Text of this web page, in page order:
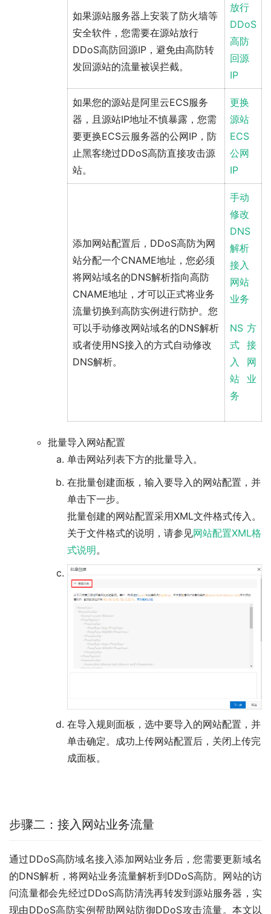
如果源站服务器上安装了防火墙等
安全软件，您需要在源站放行
DDoS高防回源IP，避免由高防转
发回源站的流量被误拦截。
放行
DDoS
高防
回源
IP
如果您的源站是阿里云ECS服务
器，且源站IP地址不慎暴露，您需
要更换ECS云服务器的公网IP，防
止黑客绕过DDoS高防直接攻击源
站。
更换
源站
ECS
公网
IP
添加网站配置后，DDoS高防为网
站分配一个CNAME地址，您必须
将网站域名的DNS解析指向高防
CNAME地址，才可以正式将业务
流量切换到高防实例进行防护。您
可以手动修改网站域名的DNS解析
或者使用NS接入的方式自动修改
DNS解析。
手动
修改
DNS
解析
接入
网站
业务
NS方
式接
入网
站业
务
批量导入网站配置
单击网站列表下方的批量导入 。
在批量创建面板，输入要导入的网站配置，并
单击下一步。
批量创建的网站配置采用XML文件格式传入。
关于文件格式的说明，请参见网站配置XML格
式说明。
在导入规则面板，选中要导入的网站配置，并
单击确定。成功上传网站配置后，关闭 上传完
成面板。
步骤二：接入网站业务流量
通过DDoS高防域名接入添加网站业务后，您需要更新域名
的DNS解析，将网站业务流量解析到DDoS高防。网站的访
问流量都会先经过DDoS高防清洗再转发到源站服务器，实
现由DDoS高防实例帮助网站防御DDoS攻击流量。本文以